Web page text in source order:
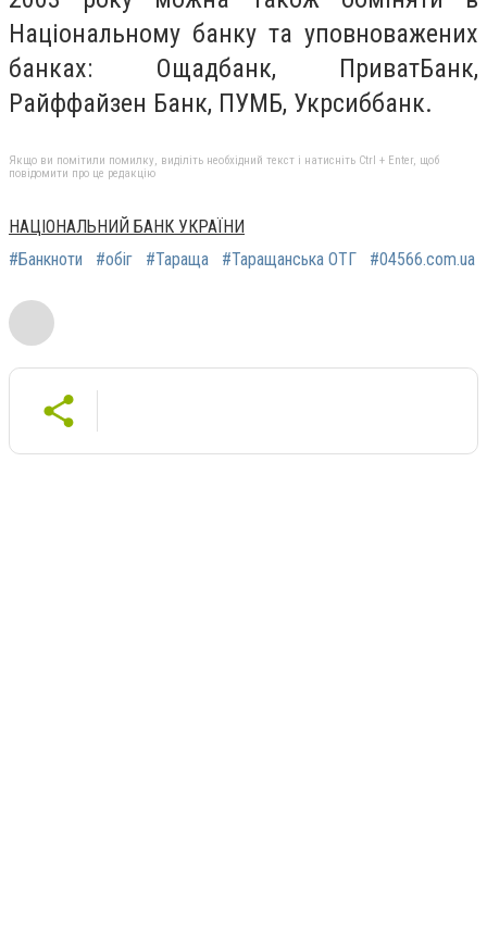
Національному банку та уповноважених
банках: Ощадбанк, ПриватБанк,
Райффайзен Банк, ПУМБ, Укрсиббанк.
Якщо ви помітили помилку, виділіть необхідний текст і натисніть Ctrl + Enter, щоб
повідомити про це редакцію
НАЦІОНАЛЬНИЙ БАНК УКРАЇНИ
#Банкноти
#обіг #Тараща #Таращанська ОТГ #04566.com.ua